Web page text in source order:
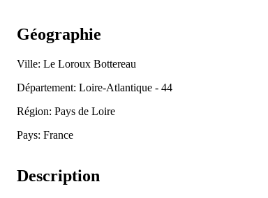
Géographie
Ville: Le Loroux Bottereau
Département: Loire-Atlantique - 44
Région: Pays de Loire
Pays: France
Description